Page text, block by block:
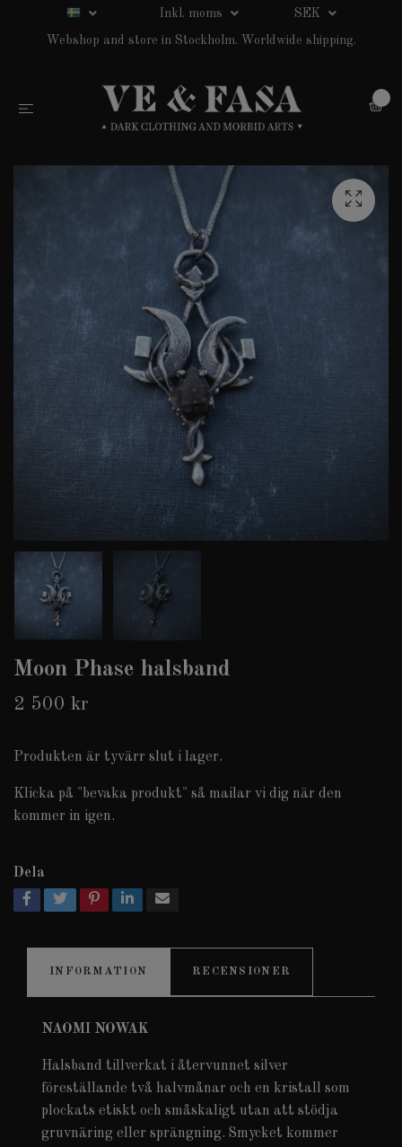
Inkl. moms SEK
Webshop and store in Stockholm. Worldwide shipping.
Moon Phase halsband
2 500 kr
Produkten är tyvärr slut i lager.
Klicka på "bevaka produkt" så mailar vi dig när den
kommer in igen.
Dela
INFORMATION RECENSIONER
NAOMI NOWAK
Halsband tillverkat i återvunnet silver
föreställande två halvmånar och en kristall som
plockats etiskt och småskaligt utan att stödja
gruvnäring eller sprängning. Smycket kommer